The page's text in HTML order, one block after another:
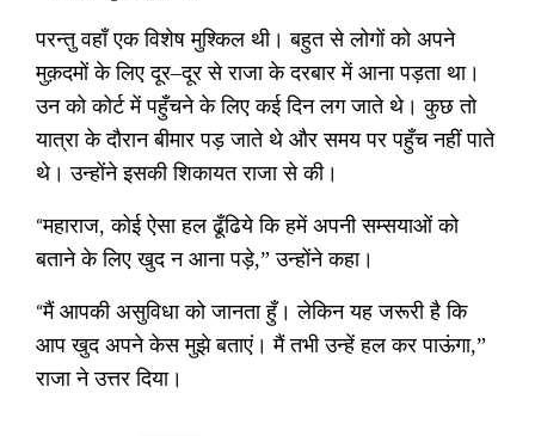
परन्तु वहाँ एक विशेष मुश्किल थी। बहुत से लोगों को अपने
मुक़दमों के लिए दूर–दूर से राजा के दरबार में आना पड़ता था।
उन को कोर्ट में पहुँचने के लिए कई दिन लग जाते थे। कुछ तो
यात्रा के दौरान बीमार पड़ जाते थे और समय पर पहुँच नहीं पाते
थे। उन्होंने इसकी शिकायत राजा से की।
“महाराज,कोई ऐसा हल ढूँढिये कि हमें अपनी सम्सयाओं को
बताने के लिए खुद न आना पड़े,”उन्होंने कहा।
“मैं आपकी असुविधा को जानता हुँ। लेकिन यह जरूरी है कि
आप खुद अपने केस मुझे बताएं। मैं तभी उन्हें हल कर पाऊंगा,”
राजा ने उत्तर दिया।